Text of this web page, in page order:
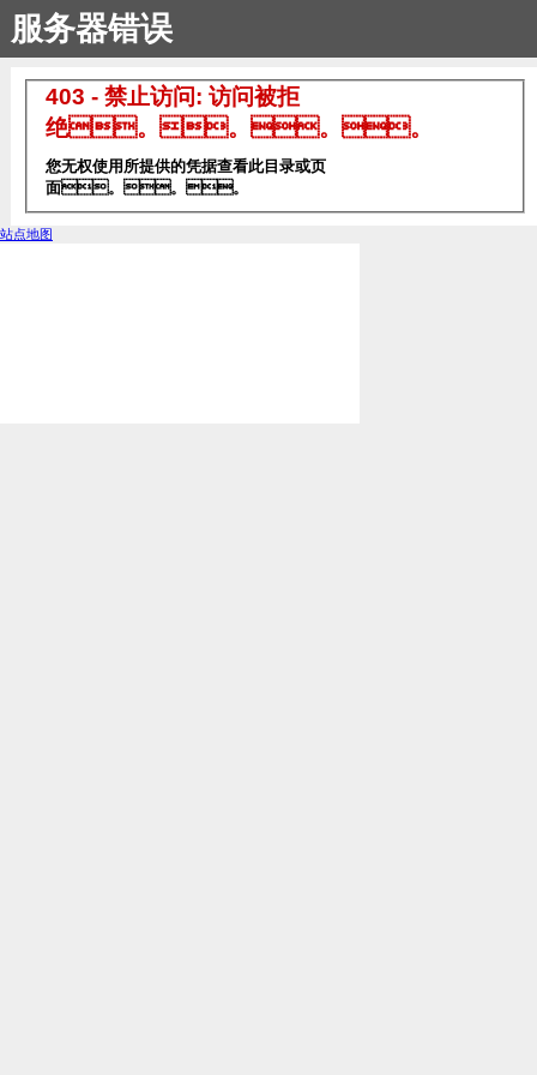
服务器错误
403 - 禁止访问: 访问被拒
绝。。。。
您无权使用所提供的凭据查看此目录或页
面。。。
站点地图